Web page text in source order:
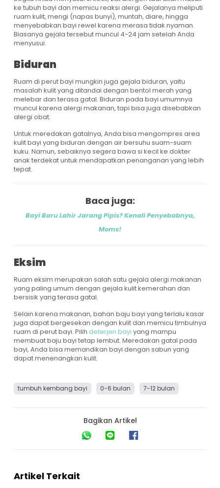
ke tubuh bayi dan memicu reaksi alergi. Gejalanya meliputi
ruam kulit, mengi (napas bunyi), muntah, diare, hingga
menyebabkan bayi rewel karena merasa tidak nyaman.
Biasanya gejala tersebut muncul 4-24 jam setelah Anda
menyusui.
Biduran
Ruam di perut bayi mungkin juga gejala biduran, yaitu
masalah kulit yang ditandai dengan bentol merah yang
melebar dan terasa gatal. Biduran pada bayi umumnya
muncul karena alergi makanan, tapi bisa juga disebabkan
alergi obat.
Untuk meredakan gatalnya, Anda bisa mengompres area
kulit bayi yang biduran dengan air bersuhu suam-suam
kuku. Namun, sebaiknya segera bawa si kecil ke dokter
anak terdekat untuk mendapatkan penanganan yang lebih
tepat.
Baca juga:
Bayi Baru Lahir Jarang Pipis? Kenali Penyebabnya,
Moms!
Eksim
Ruam eksim merupakan salah satu gejala alergi makanan
yang paling umum dengan gejala kulit kemerahan dan
bersisik yang terasa gatal.
Selain karena makanan, bahan baju bayi yang terlalu kasar
juga dapat bergesekan dengan kulit dan memicu timbulnya
ruam di perut bayi. Pilih deterjen bayi yang mampu
membuat baju bayi tetap lembut. Meredakan gatal pada
bayi, Anda bisa memandikan bayi dengan sabun yang
dapat menenangkan kulit.
tumbuh kembang bayi 0-6 bulan 7-12 bulan
Bagikan Artikel
Artikel Terkait